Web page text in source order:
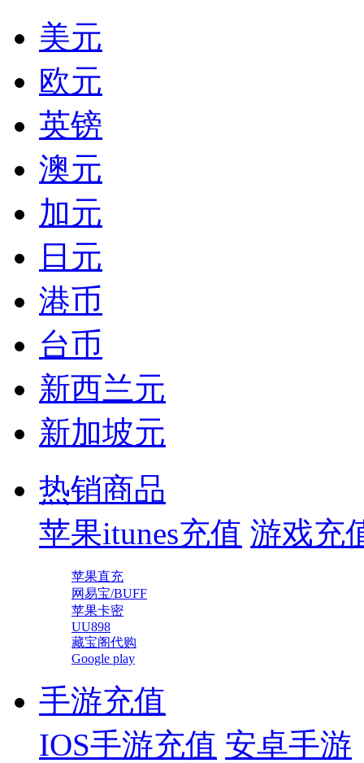
美元
欧元
英镑
澳元
加元
日元
港币
台币
新西兰元
新加坡元
热销商品
苹果itunes充值 游戏充
苹果直充
网易宝/BUFF
苹果卡密
UU898
藏宝阁代购
Google play
手游充值
IOS手游充值 安卓手游